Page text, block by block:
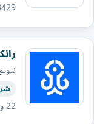
3429 طريق مكة المكرمة،
22 وول ستريت، نيويورك، نيويورك 10005، الولايات المتحدة الأمريكية